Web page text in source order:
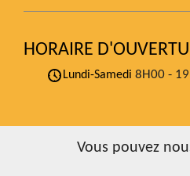
HORAIRE
Lundi-Samedi 8H00 -
Vous pouvez